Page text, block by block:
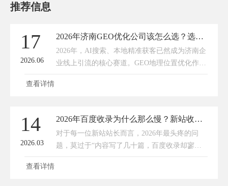
推荐信息
17
2026.06
2026年济南GEO优化公司该怎么选？选择传承网络的理由
2026年，AI搜索、本地精准获客已然成为济南企
业线上引流的核心赛道。GEO地理位置优化作为
本地商家、中小企业精准触达周边客源、抢占区
售后无保障、效果虚标等问题，很多企业花钱却
没流量、优化无转化，白白浪费营销预算。在
2026年全新的算法迭代和市场环境下，选对GEO
查看详情
14
2026.03
2026年百度收录为什么那么慢？新站收录慢，这样破局最有效
对于每一位新站站长而言，2026年最头疼的问
题，莫过于“内容写了几十篇，百度收录却寥寥
无几”。明明每天坚持更新，熬了数周甚至数
查看详情